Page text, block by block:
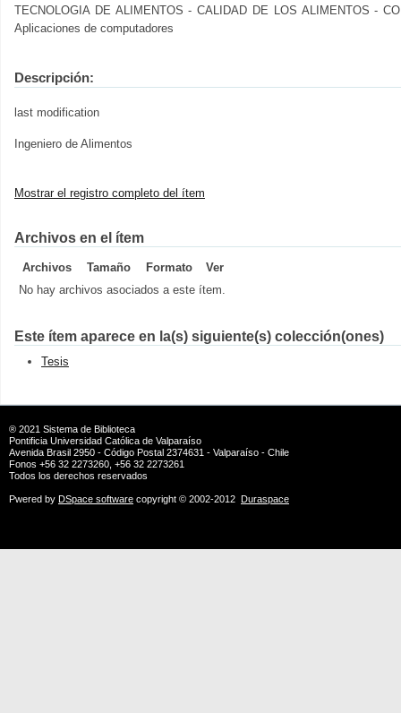
TECNOLOGIA DE ALIMENTOS - CALIDAD DE LOS ALIMENTOS -
Aplicaciones de computadores
Descripción:
last modification
Ingeniero de Alimentos
Mostrar el registro completo del ítem
Archivos en el ítem
Archivos Tamaño Formato
Ver
No hay archivos asociados a este ítem.
Este ítem aparece en la(s) siguiente(s) colección(ones)
Tesis
® 2021 Sistema de Biblioteca
Pontificia Universidad Católica de Valparaíso
Avenida Brasil 2950 - Código Postal 2374631 - Valparaíso - Chile
Fonos +56 32 2273260, +56 32 2273261
Todos los derechos reservados
Pwered by DSpace software copyright © 2002-2012 Duraspace